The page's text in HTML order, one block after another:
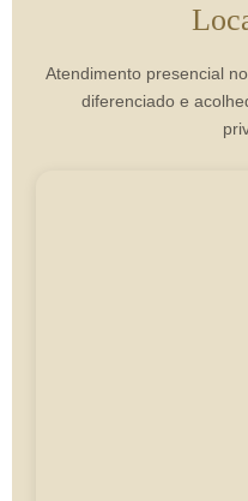
Atendimento presencial
diferenciado e